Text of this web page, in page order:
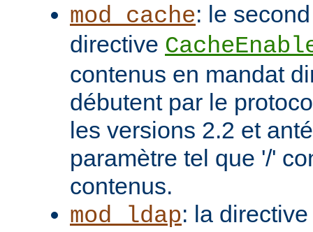
mod_cache: le
directive
contenus en mandat
débutent par le
les versions 2.2 et
paramètre tel que '/'
contenus.
mod_ldap: la directive